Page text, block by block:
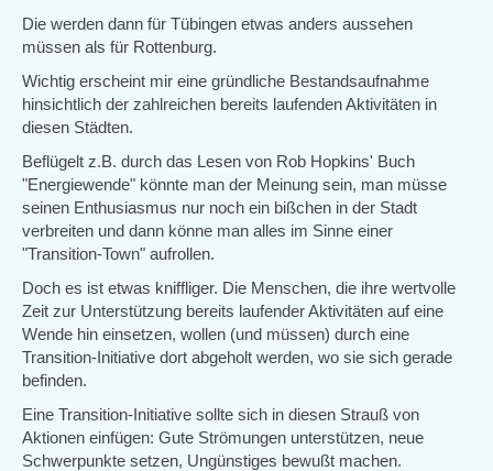
Die werden dann für Tübingen etwas anders aussehen
müssen als für Rottenburg.
Wichtig erscheint mir eine gründliche Bestandsaufnahme
hinsichtlich der zahlreichen bereits laufenden Aktivitäten in
diesen Städten.
Beflügelt z.B. durch das Lesen von Rob Hopkins' Buch
"Energiewende" könnte man der Meinung sein, man müsse
seinen Enthusiasmus nur noch ein bißchen in der Stadt
verbreiten und dann könne man alles im Sinne einer
"Transition-Town" aufrollen.
Doch es ist etwas kniffliger. Die Menschen, die ihre wertvolle
Zeit zur Unterstützung bereits laufender Aktivitäten auf eine
Wende hin einsetzen, wollen (und müssen) durch eine
Transition-Initiative dort abgeholt werden, wo sie sich gerade
befinden.
Eine Transition-Initiative sollte sich in diesen Strauß von
Aktionen einfügen: Gute Strömungen unterstützen, neue
Schwerpunkte setzen, Ungünstiges bewußt machen.